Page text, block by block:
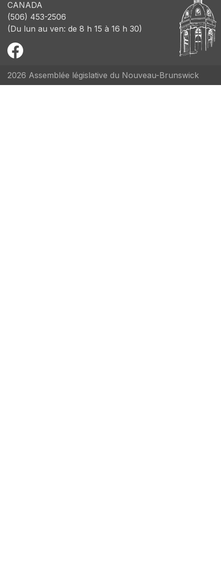
CANADA
(506) 453-2506
(Du lun au ven: de 8 h 15 à 16 h 30)
2026 Assemblée législative du Nouveau-Brunswick